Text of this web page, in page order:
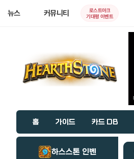
뉴스 커뮤니티
로스트아크
기대평 이벤트
홈 가이드 카드 DB
하스스톤 인벤